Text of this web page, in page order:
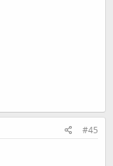
#45